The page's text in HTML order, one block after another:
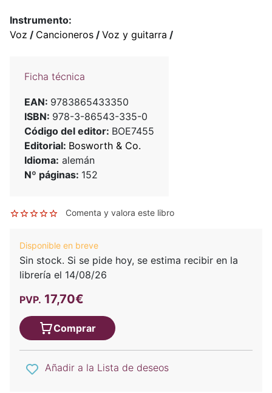
Instrumento:
Voz / Cancioneros / Voz y guitarra /
Ficha técnica
EAN: 9783865433350
ISBN: 978-3-86543-335-0
Código del editor: BOE7455
Editorial: Bosworth & Co.
Idioma: alemán
Nº páginas: 152
Comenta y valora este libro
Disponible en breve
Sin stock. Si se pide hoy, se estima recibir en la
librería el 14/08/26
PVP. 17,70€
Comprar
Añadir a la Lista de deseos